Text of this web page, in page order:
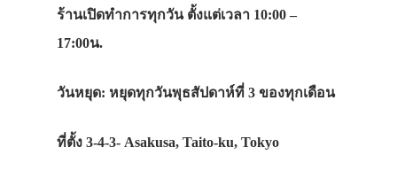
ร้านเปิดทำการทุกวัน ตั้งแต่เวลา 10:00 –
17:00น.
วันหยุด: หยุดทุกวันพุธสัปดาห์ที่ 3 ของทุกเดือน
ที่ตั้ง 3-4-3- Asakusa, Taito-ku, Tokyo